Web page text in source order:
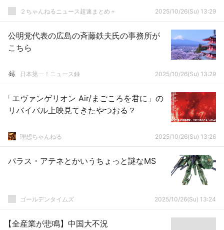
２ちゃんねるニュース超速まとめ＋ 2025/10/26(Su) 13:29
公明党代表の広島の斉藤鉄夫氏の事務所が
こちら
日本第一！ニュース録 2025/10/26(Su) 13:29
「エヴァンゲリオン Air/まごころを君に」の
リバイバル上映見てきたやつおる？
理想ちゃんねる 2025/10/26(Su) 13:26
パラス・アテネとかいうちょっと謎なMS
ゴールデンタイムズ 2025/10/26(Su) 13:24
【全産業が悲鳴】中国大不況